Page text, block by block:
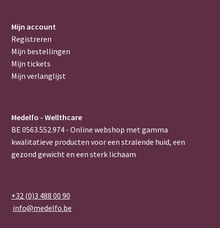
Mijn account
Registreren
Mijn bestellingen
Mijn tickets
Mijn verlanglijst
Medelfo - Wellthcare
BE 0563.552.974 - Online webshop met gamma
kwalitatieve producten voor een stralende huid, een
gezond gewicht en een sterk lichaam
+32 (0)3 488 00 90
info@medelfo.be